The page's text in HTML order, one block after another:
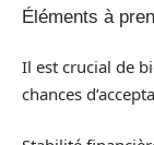
Éléments à
Il est crucial de
chances